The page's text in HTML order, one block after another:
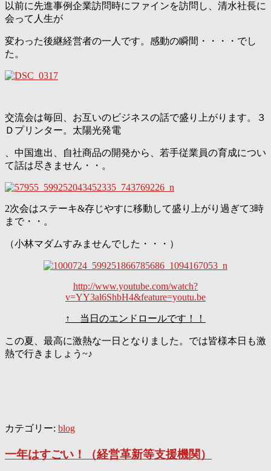
以前に先進事例企業訪問時にファインを訪問し、清水社長に
会って人生が
変わった後継経営者の一人です。感動の瞬間・・・・でし
た。
交流会は毎回、お互いのビジネスの話で盛り上がります。３
Ｄプリンター。太陽光発電
、中国進出、自社商品の開発から、若手従業員の育成につい
て話は尽きません・・。
2次会はステーキ&存じやすに移動して盛り上がり過ぎて3時
まで・・。
（小林マダムすみませんでした・・・）
http://www.youtube.com/watch?
v=YY3al6ShbH4&feature=youtu.be
↑ 当日のエンドロールです！！
この夏、最高に激熱な一日となりました。では皆様本日も激
熱で行きましょう~♪
カテゴリー: blog
一年はすごい！（経営革新等支援機関）